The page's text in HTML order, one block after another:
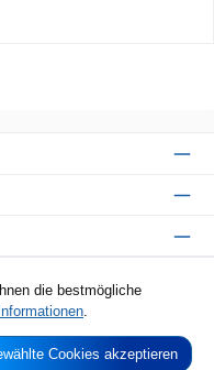
die bestmögliche
Cookies akzeptieren